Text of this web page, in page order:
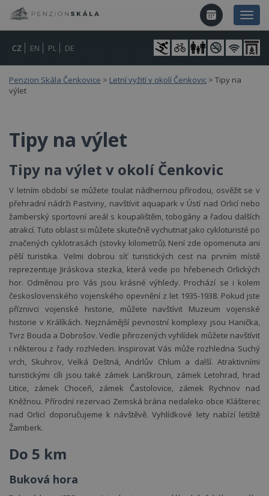
CZ EN PL DE
Krb
Free
Nekuřácké
Vhodné
Cyklistika
Lyžování
Penzion Skála Čenkovice > Letní vyžití v okolí Čenkovic > Tipy na
výlet
Tipy na výlet
Tipy na výlet v okolí Čenkovic
V letním období se můžete toulat nádhernou přírodou, osvěžit se v
přehradní nádrži Pastviny, navštívit aquapark v Ústí nad Orlicí nebo
žamberský sportovní areál s koupalištěm, tobogány a řadou dalších
atrakcí. Tuto oblast si můžete skutečně vychutnat jako cykloturisté po
značených cyklotrasách (stovky kilometrů). Není zde opomenuta ani
pěší turistika. Velmi dobrou síť turistických cest na prvním místě
reprezentuje Jiráskova stezka, která vede po hřebenech Orlických
hor. Odměnou pro Vás jsou krásné výhledy. Prochází se i kolem
československého vojenského opevnění z let 1935-1938. Pokud jste
příznivci vojenské historie, můžete navštívit Muzeum vojenské
historie v Králíkách. Nejznámější pevnostní komplexy jsou Hanička,
Tvrz Bouda a Dobrošov. Vedle přirozených vyhlídek můžete navštívit
i některou z řady rozhleden. Inspirovat Vás může rozhledna Suchý
vrch, Skuhrov, Velká Deštná, Andrlův Chlum a další. Atraktivními
turistickými cíli jsou také zámek Lanškroun, zámek Letohrad, hrad
Litice, zámek Choceň, zámek Častolovice, zámek Rychnov nad
Kněžnou. Přírodní rezervaci Zemská brána nedaleko obce Klášterec
nad Orlicí doporučujeme k návštěvě. Vyhlídkové lety nabízí letiště
Žamberk.
Do 5 km
Buková hora